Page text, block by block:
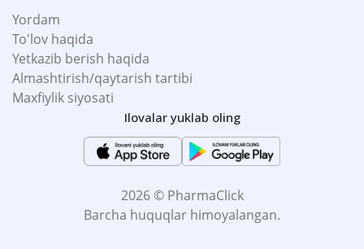
Yordam
To'lov haqida
Yetkazib berish haqida
Almashtirish/qaytarish tartibi
Maxfiylik siyosati
Ilovalar yuklab oling
2026 © PharmaClick
Barcha huquqlar himoyalangan.